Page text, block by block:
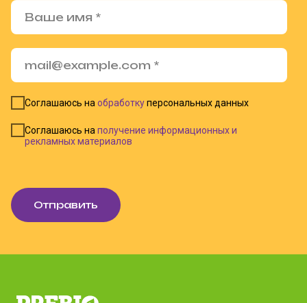
Соглашаюсь на обработкуперсональных данных
Соглашаюсь на получение информационных и
рекламных материалов
Отправить